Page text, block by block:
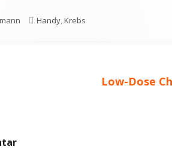
Schlagwörter
Handy,Krebs
Nächster
Low-Dose